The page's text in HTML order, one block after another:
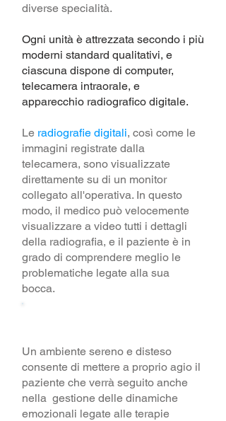
diverse specialità.
Ogni unità è attrezzata secondo i più
moderni standard qualitativi, e
ciascuna dispone di computer,
telecamera intraorale, e
apparecchio radiografico digitale.
Le radiografie digitali, così come le
immagini registrate dalla
telecamera, sono visualizzate
direttamente su di un monitor
collegato all'operativa. In questo
modo, il medico può velocemente
visualizzare a video tutti i dettagli
della radiografia, e il paziente è in
grado di comprendere meglio le
problematiche legate alla sua
bocca.
Un ambiente sereno e disteso
consente di mettere a proprio agio il
paziente che verrà seguito anche
nella gestione delle dinamiche
emozionali legate alle terapie